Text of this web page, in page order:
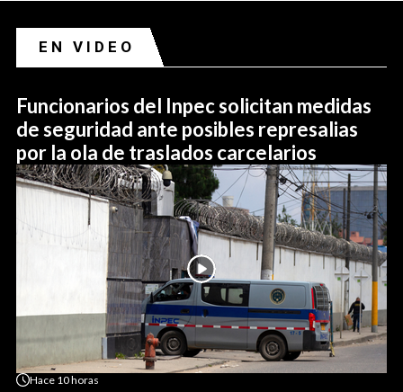
EN VIDEO
Funcionarios del Inpec solicitan medidas
de seguridad ante posibles represalias
por la ola de traslados carcelarios
Hace 10 horas